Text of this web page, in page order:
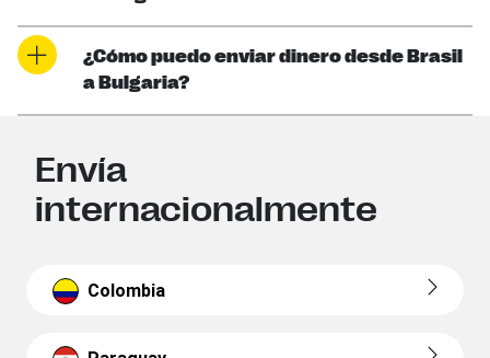
¿Cómo puedo enviar dinero desde Brasil
a Bulgaria?
Envía
internacionalmente
Colombia